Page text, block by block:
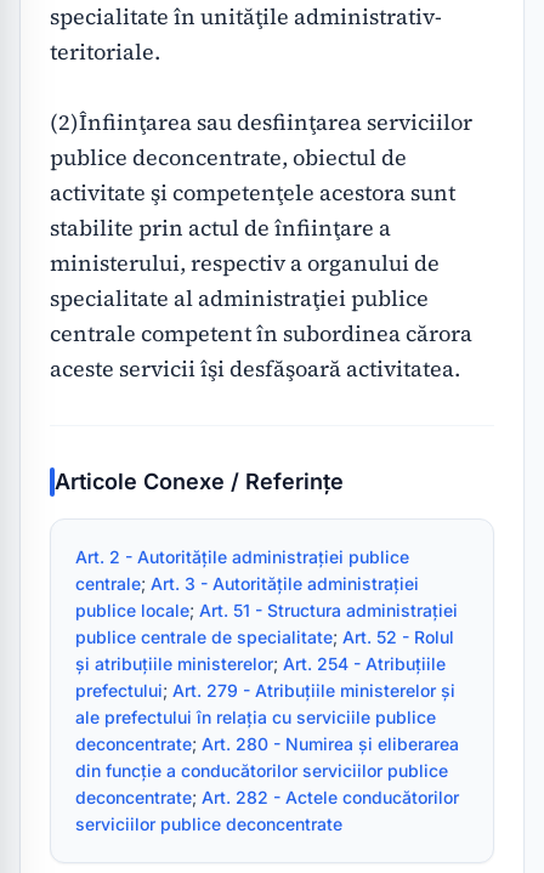
specialitate în unităţile administrativ-
teritoriale.
(2)Înfiinţarea sau desfiinţarea serviciilor
publice deconcentrate, obiectul de
activitate şi competenţele acestora sunt
stabilite prin actul de înfiinţare a
ministerului, respectiv a organului de
specialitate al administraţiei publice
centrale competent în subordinea cărora
aceste servicii îşi desfăşoară activitatea.
Articole Conexe / Referințe
Art. 2 - Autoritățile administrației publice
centrale; Art. 3 - Autoritățile administrației
publice locale; Art. 51 - Structura administrației
publice centrale de specialitate; Art. 52 - Rolul
și atribuțiile ministerelor; Art. 254 - Atribuțiile
prefectului; Art. 279 - Atribuțiile ministerelor și
ale prefectului în relația cu serviciile publice
deconcentrate; Art. 280 - Numirea și eliberarea
din funcție a conducătorilor serviciilor publice
deconcentrate; Art. 282 - Actele conducătorilor
serviciilor publice deconcentrate